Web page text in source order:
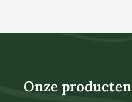
Onze producten